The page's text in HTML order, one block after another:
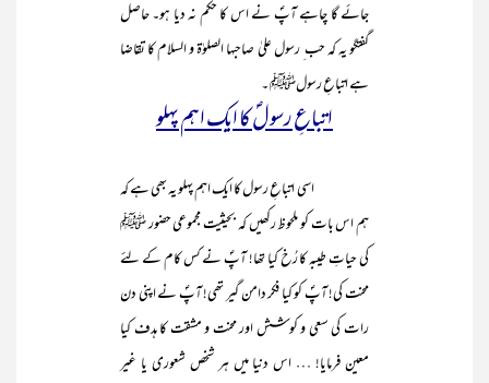
جائے گا چاہے آپؐ نے اس کا حکم نہ دیا ہو۔ حاصل
گفتگو یہ کہ حب ِ رسول علیٰ صاحبہا الصلوٰۃ و السلام کا تقاضا
ہے اتباعِ رسولﷺ ۔
اتباعِ رسولؐ کا ایک اہم پہلو
اسی اتباعِ رسول کا ایک اہم پہلو یہ بھی ہے کہ
ہم اس بات کو ملحوظ رکھیں کہ بحیثیت مجموعی حضور ﷺ
کی حیاتِ طیبہ کا رُخ کیا تھا! آپؐ نے کس کام کے لئے
محنت کی! آپؐ کو کیا فکر دامن گیر تھی! آپؐ نے اپنی دن
رات کی سعی و کوشش اور محنت و مشقت کا ہدف کیا
معین فرمایا! … اس دنیا میں ہر شخص شعوری یا غیر